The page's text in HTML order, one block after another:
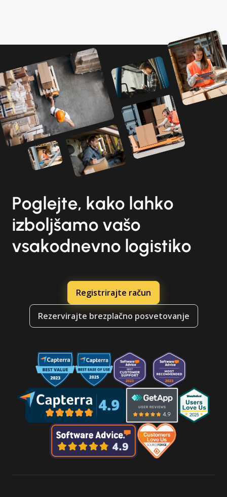
Poglejte, kako lahko
izboljšamo vašo
vsakodnevno logistiko
Registrirajte račun
Rezervirajte brezplačno posvetovanje